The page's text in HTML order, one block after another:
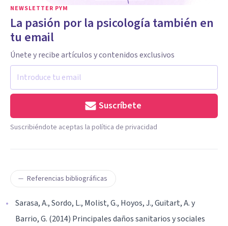
NEWSLETTER PYM
La pasión por la psicología también en
tu email
Únete y recibe artículos y contenidos exclusivos
Suscríbete
Suscribiéndote aceptas la política de privacidad
Referencias bibliográficas
Sarasa, A., Sordo, L., Molist, G., Hoyos, J., Guitart, A. y
Barrio, G. (2014) Principales daños sanitarios y sociales